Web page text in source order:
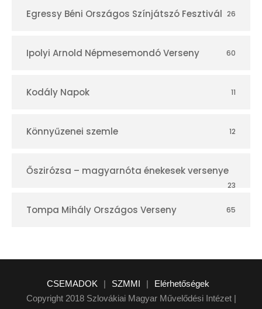
Egressy Béni Országos Színjátszó Fesztivál 26
Ipolyi Arnold Népmesemondó Verseny 60
Kodály Napok 11
Könnyűzenei szemle 12
Őszirózsa – magyarnóta énekesek versenye
23
Tompa Mihály Országos Verseny 65
CSEMADOK | SZMMI |
Elérhetőségek
Copyright 2018 Szlovákiai Magyar Művelődési Intézet |